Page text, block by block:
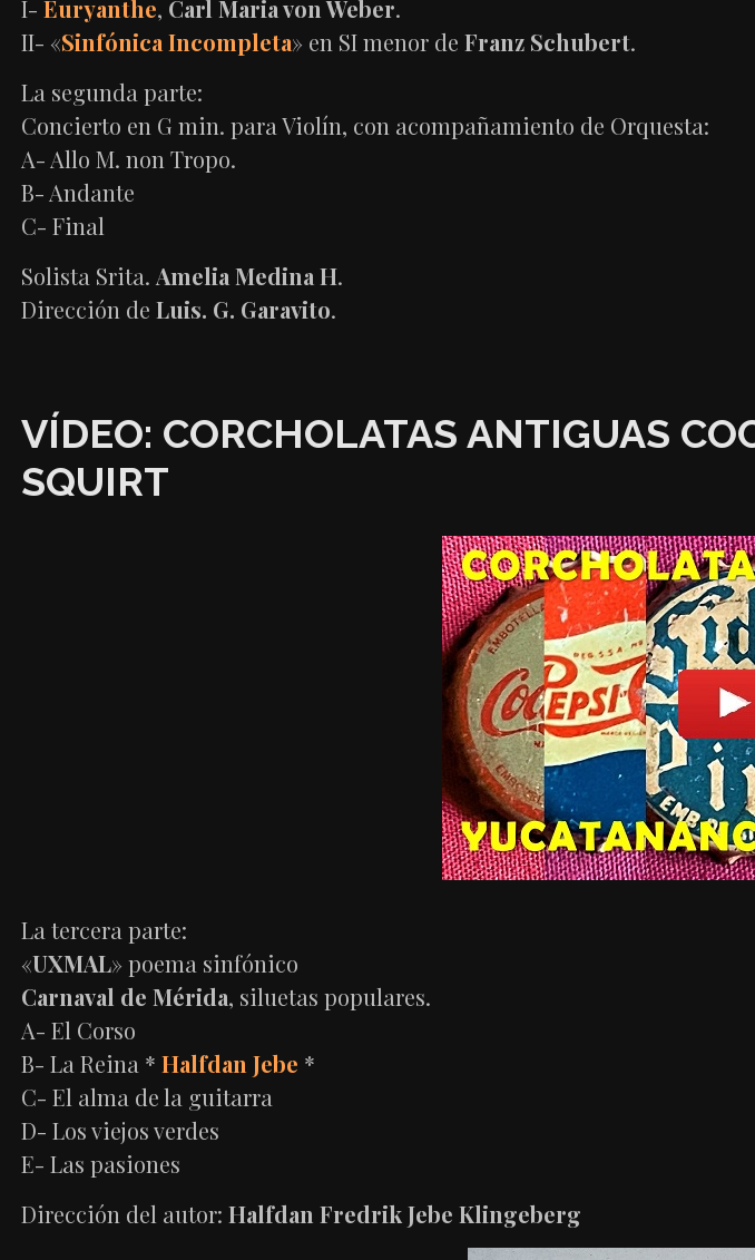
I- Euryanthe, Carl Maria von Weber.
II- «Sinfónica Incompleta» en SI menor de Franz Schubert.
La segunda parte:
Concierto en G min. para Violín, con acompañamiento de Orquesta:
A- Allo M. non Tropo.
B- Andante
C- Final
Solista Srita. Amelia Medina H.
Dirección de Luis. G. Garavito.
VÍDEO: CORCHOLATAS ANTIGUAS
SQUIRT
La tercera parte:
«UXMAL» poema sinfónico
Carnaval de Mérida, siluetas populares.
A- El Corso
B- La Reina * Halfdan Jebe *
C- El alma de la guitarra
D- Los viejos verdes
E- Las pasiones
Dirección del autor: Halfdan Fredrik Jebe Klingeberg